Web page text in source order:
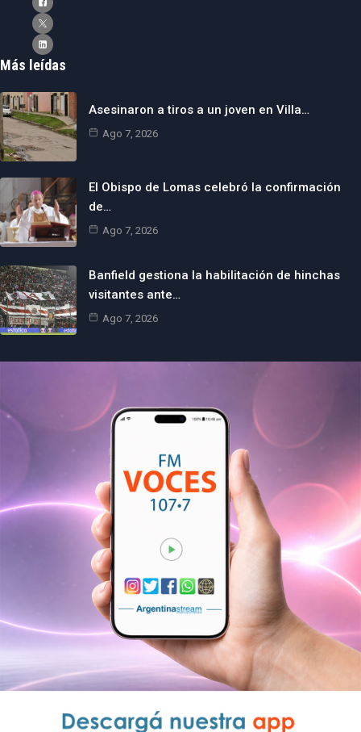
Más leídas
Asesinaron a tiros a un joven en Villa…
Ago 7, 2026
El Obispo de Lomas celebró la confirmación
de…
Ago 7, 2026
Banfield gestiona la habilitación de hinchas
visitantes ante…
Ago 7, 2026